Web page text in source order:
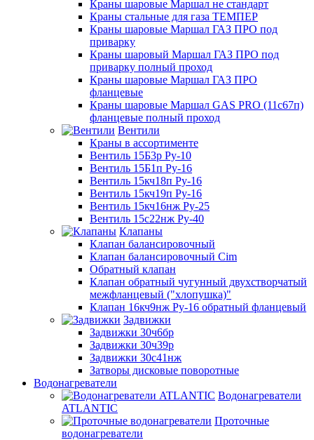
Краны шаровые Маршал не стандарт
Краны стальные для газа ТЕМПЕР
Краны шаровые Маршал ГАЗ ПРО под
приварку
Краны шаровый Маршал ГАЗ ПРО под
приварку полный проход
Краны шаровые Маршал ГАЗ ПРО
фланцевые
Краны шаровые Маршал GAS PRO (11с67п)
фланцевые полный проход
Вентили
Краны в ассортименте
Вентиль 15Б3р Ру-10
Вентиль 15Б1п Ру-16
Вентиль 15кч18п Ру-16
Вентиль 15кч19п Ру-16
Вентиль 15кч16нж Ру-25
Вентиль 15с22нж Ру-40
Клапаны
Клапан балансировочный
Клапан балансировочный Cim
Обратный клапан
Клапан обратный чугунный двухстворчатый
межфланцевый ("хлопушка)"
Клапан 16кч9нж Ру-16 обратный фланцевый
Задвижки
Задвижки 30ч6бр
Задвижки 30ч39р
Задвижки 30с41нж
Затворы дисковые поворотные
Водонагреватели
Водонагреватели
ATLANTIC
Проточные
водонагреватели